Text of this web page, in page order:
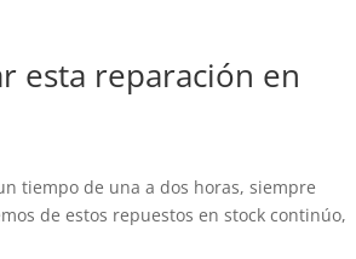
esta reparación en
tiempo de una a dos horas, siempre
de estos repuestos en stock continúo,